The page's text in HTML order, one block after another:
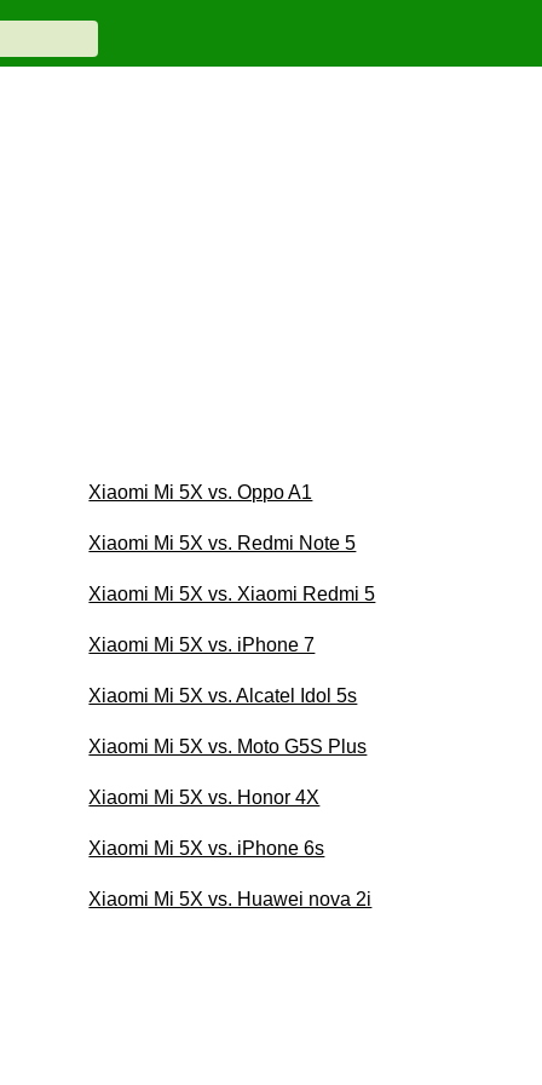
Xiaomi Mi 5X vs. Oppo A1
Xiaomi Mi 5X vs. Redmi Note 5
Xiaomi Mi 5X vs. Xiaomi Redmi 5
Xiaomi Mi 5X vs. iPhone 7
Xiaomi Mi 5X vs. Alcatel Idol 5s
Xiaomi Mi 5X vs. Moto G5S Plus
Xiaomi Mi 5X vs. Honor 4X
Xiaomi Mi 5X vs. iPhone 6s
Xiaomi Mi 5X vs. Huawei nova 2i